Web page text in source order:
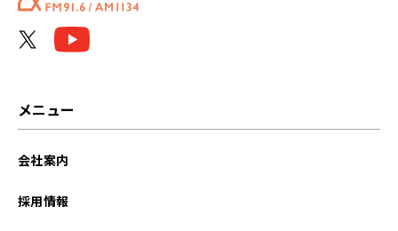
メニュー
会社案内
採用情報